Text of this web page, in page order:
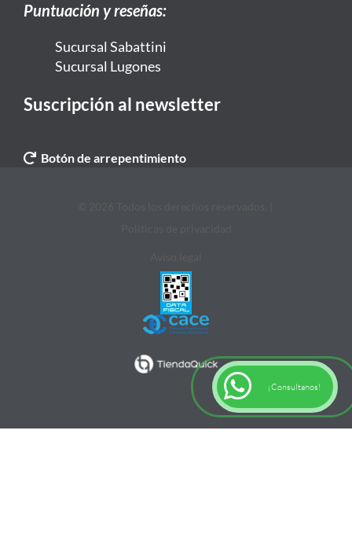
Puntuación y reseñas:
Sucursal Sabattini
Sucursal Lugones
Suscripción al newsletter
Botón de arrepentimiento
¡Consultanos!